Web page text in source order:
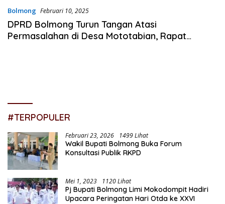
Bolmong Februari 10, 2025
DPRD Bolmong Turun Tangan Atasi
Permasalahan di Desa Mototabian, Rapat
#TERPOPULER
Februari 23, 2026 1499 Lihat
Wakil Bupati Bolmong Buka Forum
Konsultasi Publik RKPD
Mei 1, 2023 1120 Lihat
Pj Bupati Bolmong Limi Mokodompit Hadiri
Upacara Peringatan Hari Otda ke XXVI